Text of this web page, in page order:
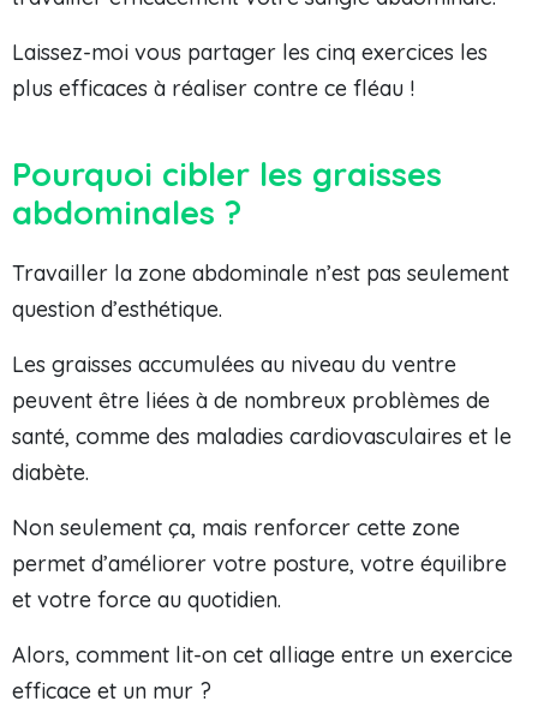
Laissez-moi vous partager les cinq exercices les
plus efficaces à réaliser contre ce fléau !
Pourquoi cibler les graisses
abdominales ?
Travailler la zone abdominale n’est pas seulement
question d’esthétique.
Les graisses accumulées au niveau du ventre
peuvent être liées à de nombreux problèmes de
santé, comme des maladies cardiovasculaires et le
diabète.
Non seulement ça, mais renforcer cette zone
permet d’améliorer votre posture, votre équilibre
et votre force au quotidien.
Alors, comment lit-on cet alliage entre un exercice
efficace et un mur ?